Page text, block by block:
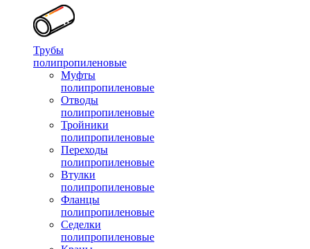
Трубы
полипропиленовые
Муфты
полипропиленовые
Отводы
полипропиленовые
Тройники
полипропиленовые
Переходы
полипропиленовые
Втулки
полипропиленовые
Фланцы
полипропиленовые
Седелки
полипропиленовые